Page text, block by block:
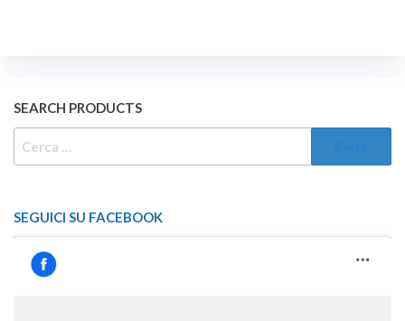
SEARCH PRODUCTS
SEGUICI SU FACEBOOK